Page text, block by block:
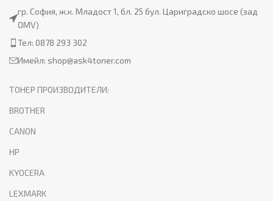
гр. София, ж.к. Младост 1, бл. 25 бул. Цариградско шосе (зад
OMV)
Тел: 0878 293 302
Имейл: shop@ask4toner.com
ТОНЕР ПРОИЗВОДИТЕЛИ:
BROTHER
CANON
HP
KYOCERA
LEXMARK